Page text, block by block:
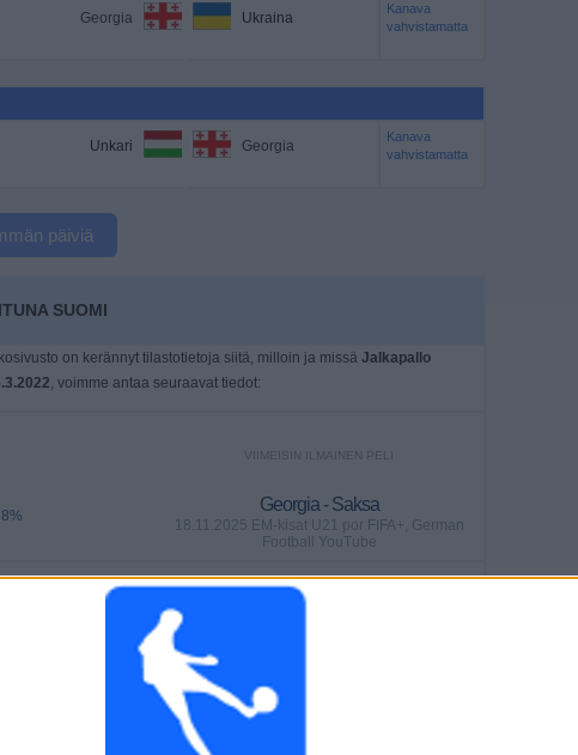
Georgia Ukraina
Kanava
vahvistamatta
Unkari Georgia
Kanava
vahvistamatta
päiviä
SUOMI
on kerännyt tilastotietoja siitä, milloin ja missä Jalkapallo
, voimme antaa seuraavat tiedot:
VIIMEISIN ILMAINEN PELI
Georgia - Saksa
18.11.2025 EM-kisat U21 por FIFA+, German
Football YouTube
ILMAISETTOMIA
PELIÄ
PELIT
7
PERÄKKÄISET
MAKSUPELIT